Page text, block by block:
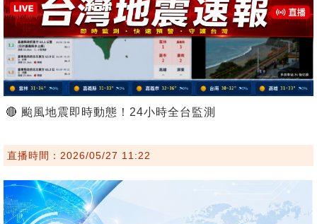
🔴 颱風地震即時動態！24小時全台監測
直播時間：2026/05/27 11:22